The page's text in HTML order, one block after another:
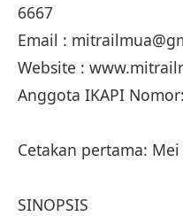
6667
Email :
Website :
Anggota IKAPI
Cetakan pertama: Mei
SINOPSIS